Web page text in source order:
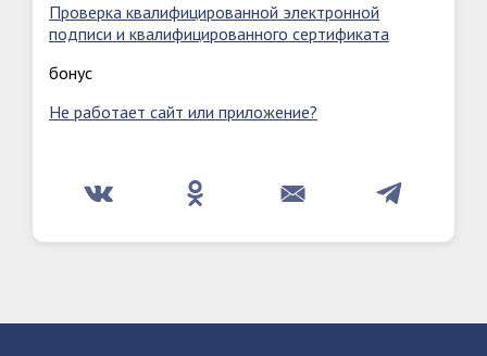
Проверка квалифицированной электронной
подписи и квалифицированного сертификата
бонус
Не работает сайт или приложение?